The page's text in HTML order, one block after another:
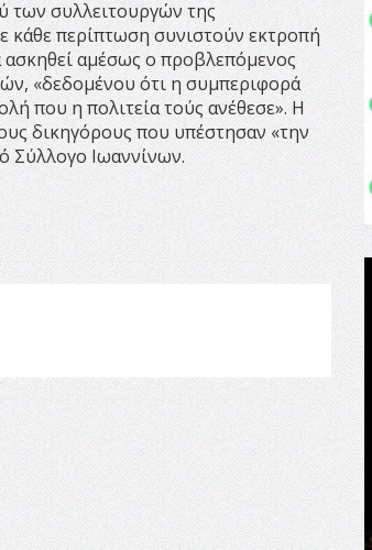
των συλλειτουργών της
κάθε περίπτωση συνιστούν εκτροπή
ασκηθεί αμέσως ο προβλεπόμενος
«δεδομένου ότι η συμπεριφορά
που η πολιτεία τούς ανέθεσε». Η
δικηγόρους που υπέστησαν «την
Σύλλογο Ιωαννίνων.